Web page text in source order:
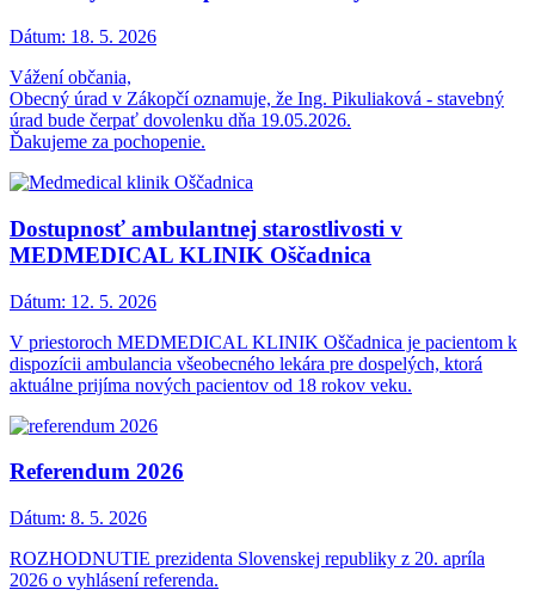
Dátum: 18. 5. 2026
Vážení občania,
Obecný úrad v Zákopčí oznamuje, že Ing. Pikuliaková - stavebný
úrad bude čerpať dovolenku dňa 19.05.2026.
Ďakujeme za pochopenie.
Dostupnosť ambulantnej starostlivosti v
MEDMEDICAL KLINIK Oščadnica
Dátum: 12. 5. 2026
V priestoroch MEDMEDICAL KLINIK Oščadnica je pacientom k
dispozícii ambulancia všeobecného lekára pre dospelých, ktorá
aktuálne prijíma nových pacientov od 18 rokov veku.
Referendum 2026
Dátum: 8. 5. 2026
ROZHODNUTIE prezidenta Slovenskej republiky z 20. apríla
2026 o vyhlásení referenda.